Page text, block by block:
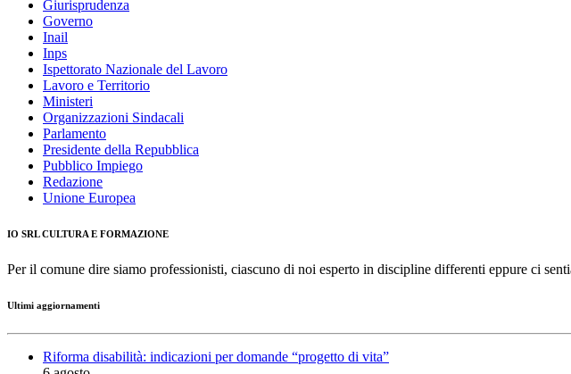
Giurisprudenza
Governo
Inail
Inps
Ispettorato Nazionale del Lavoro
Lavoro e Territorio
Ministeri
Organizzazioni Sindacali
Parlamento
Presidente della Repubblica
Pubblico Impiego
Redazione
Unione Europea
IO SRL CULTURA E FORMAZIONE
Per il comune dire siamo professionisti, ciascuno di noi esperto in discipline differenti eppure ci
Ultimi aggiornamenti
Riforma disabilità: indicazioni per domande “progetto di vita”